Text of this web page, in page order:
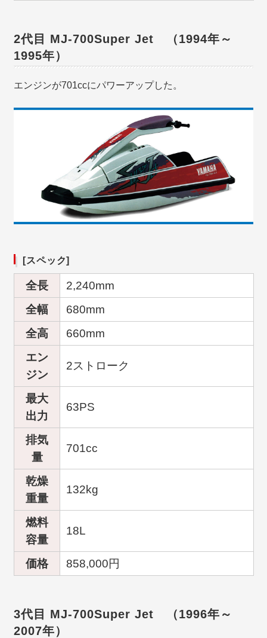
2代目 MJ-700Super Jet （1994年～
1995年）
エンジンが701ccにパワーアップした。
[スペック]
全長
2,240mm
全幅
680mm
全高
660mm
エン
ジン
2ストローク
最大
出力
63PS
排気
量
701cc
乾燥
重量
132kg
燃料
容量
18L
価格 858,000円
3代目 MJ-700Super Jet （1996年～
2007年）